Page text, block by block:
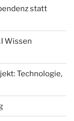
statt
Wissen
Technologie,